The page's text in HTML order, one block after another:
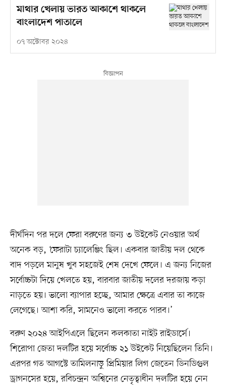
মাথার খেলায় ভারত আকাশে থাকলে
বাংলাদেশ পাতালে
০৭ অক্টোবর ২০২৪
দীর্ঘদিন পর দলে ফেরা বরুণের জন্য ৩ উইকেট নেওয়ার অর্থ
অনেক বড়, ‘ফেরাটা চ্যালেঞ্জিং ছিল। একবার জাতীয় দল থেকে
বাদ পড়লে মানুষ খুব সহজেই শেষ দেখে ফেলে। এ জন্য নিজের
সর্বোচ্চটা দিয়ে খেলতে হয়, বারবার জাতীয় দলের দরজায় কড়া
নাড়তে হয়। ভালো ব্যাপার হচ্ছে, আমার ক্ষেত্রে এবার তা কাজে
লেগেছে। আশা করি, সামনেও ভালো করতে পারব।’
বরুণ ২০২৪ আইপিএলে ছিলেন কলকাতা নাইট রাইডার্সে।
শিরোপা জেতা দলটির হয়ে সর্বোচ্চ ২১ উইকেট নিয়েছিলেন তিনি।
এরপর গত আগস্টে তামিলনাড়ু প্রিমিয়ার লিগ জেতেন ডিনডিগুল
ড্রাগনসের হয়ে, রবিচন্দ্রন অশ্বিনের নেতৃত্বাধীন দলটির হয়ে নেন